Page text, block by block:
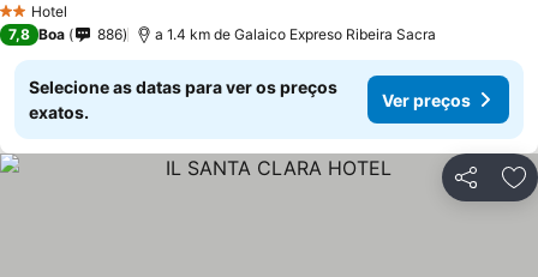
2 Estrelas
Hotel
7,8 Boa 886 a 1.4 km de Galaico Expreso Ribeira Sacra
Selecione as datas para ver os preços
exatos.
Ver preços
Partilhar